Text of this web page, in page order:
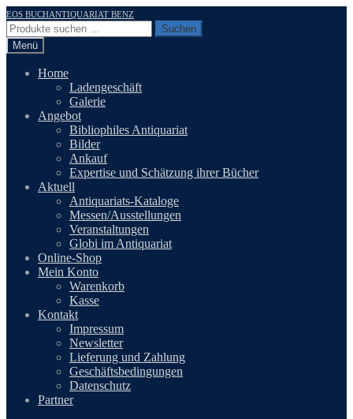
Zur
Navigation
springen
Zum
Inhalt
springen
EOS BUCHANTIQUARIAT BENZ
Suchen
nach:
Suchen
Menü
Home
Ladengeschäft
Galerie
Angebot
Bibliophiles Antiquariat
Bilder
Ankauf
Expertise und Schätzung ihrer Bücher
Aktuell
Antiquariats-Kataloge
Messen/Ausstellungen
Veranstaltungen
Globi im Antiquariat
Online-Shop
Mein Konto
Warenkorb
Kasse
Kontakt
Impressum
Newsletter
Lieferung und Zahlung
Geschäftsbedingungen
Datenschutz
Partner